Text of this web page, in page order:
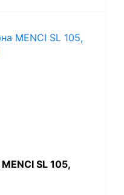
SL 105,